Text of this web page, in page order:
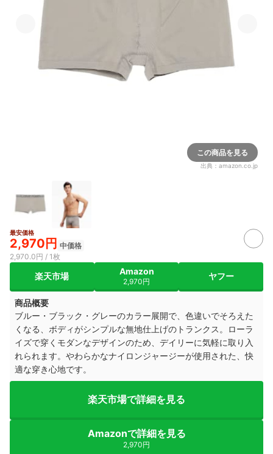
この商品を見る
出典： amazon.co.jp
最安価格
2,970円 中価格
2,970.0円 / 1枚
楽天市場 Amazon
2,970円
ヤフー
商品概要
ブルー・ブラック・グレーのカラー展開で、色違いでそろえた
くなる、ボディがシンプルな無地仕上げのトランクス。ローラ
イズで穿くモダンなデザインのため、デイリーに気軽に取り入
れられます。やわらかなナイロンジャージーが使用された、快
適な穿き心地です。
楽天市場で詳細を見る
Amazonで詳細を見る
2,970円